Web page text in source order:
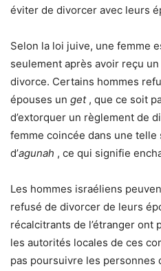
éviter de divorcer avec leurs
Selon la loi juive, une femme
seulement après avoir reçu un
divorce. Certains hommes
épouses un get, que ce soit
d’extorquer un règlement de
femme coincée dans une
d’agunah , ce qui signifie
Les hommes israéliens
refusé de divorcer de leurs
récalcitrants de l’étranger ont
les autorités locales de ces
pas poursuivre les personnes